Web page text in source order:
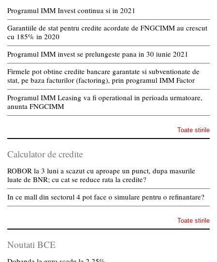
Programul IMM Invest continua si in 2021
Garantiile de stat pentru credite acordate de FNGCIMM au crescut
cu 185% in 2020
Programul IMM invest se prelungeste pana in 30 iunie 2021
Firmele pot obtine credite bancare garantate si subventionate de
stat, pe baza facturilor (factoring), prin programul IMM Factor
Programul IMM Leasing va fi operational in perioada urmatoare,
anunta FNGCIMM
Toate stirile
Calculator de credite
ROBOR la 3 luni a scazut cu aproape un punct, dupa masurile
luate de BNR; cu cat se reduce rata la credite?
In ce mall din sectorul 4 pot face o simulare pentru o refinantare?
Toate stirile
Noutati BCE